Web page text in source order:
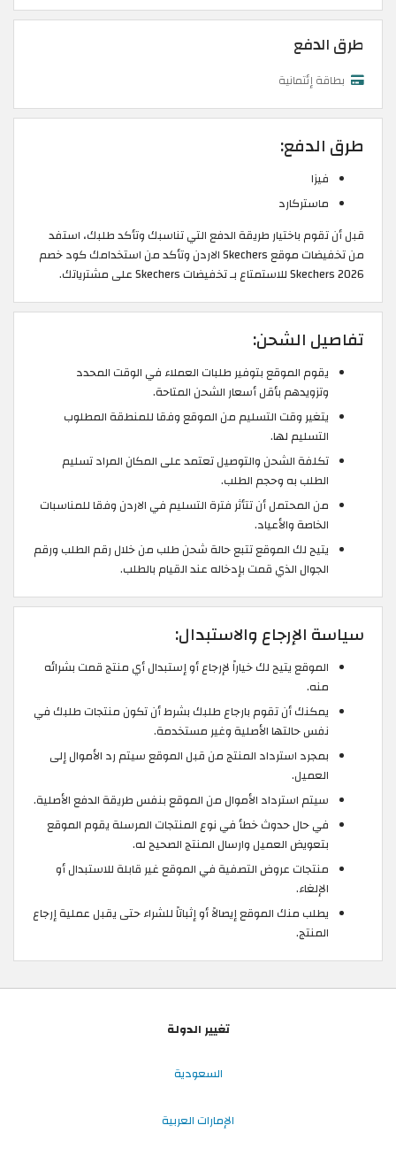
طرق الدفع
بطاقة إئتمانية
طرق الدفع:
فيزا
ماستركارد
قبل أن تقوم باختيار طريقة الدفع التي تناسبك وتأكد طلبك، استفد
من تخفيضات موقع Skechers الاردن وتأكد من استخدامك كود خصم
Skechers 2026 للاستمتاع بـ تخفيضات Skechers على مشترياتك.
تفاصيل الشحن:
يقوم الموقع بتوفير طلبات العملاء في الوقت المحدد
وتزويدهم بأقل أسعار الشحن المتاحة.
يتغير وقت التسليم من الموقع وفقا للمنطقة المطلوب
التسليم لها.
تكلفة الشحن والتوصيل تعتمد على المكان المراد تسليم
الطلب به وحجم الطلب.
من المحتمل أن تتأثر فترة التسليم في الاردن وفقا للمناسبات
الخاصة والأعياد.
يتيح لك الموقع تتبع حالة شحن طلب من خلال رقم الطلب ورقم
الجوال الذي قمت بإدخاله عند القيام بالطلب.
سياسة الإرجاع والاستبدال:
الموقع يتيح لك خياراً لإرجاع أو إستبدال أي منتج قمت بشرائه
منه.
يمكنك أن تقوم بارجاع طلبك بشرط أن تكون منتجات طلبك في
نفس حالتها الأصلية وغير مستخدمة.
بمجرد استرداد المنتج من قبل الموقع سيتم رد الأموال إلى
العميل.
سيتم استرداد الأموال من الموقع بنفس طريقة الدفع الأصلية.
في حال حدوث خطأ في نوع المنتجات المرسلة يقوم الموقع
بتعويض العميل وارسال المنتج الصحيح له.
منتجات عروض التصفية في الموقع غير قابلة للاستبدال أو
الإلغاء.
يطلب منك الموقع إيصالاً أو إثباتاً للشراء حتى يقبل عملية إرجاع
المنتج.
تغيير الدولة
السعودية
الإمارات العربية